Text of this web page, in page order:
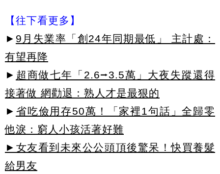
【往下看更多】
► 9月失業率「創24年同期最低」 主計處：
有望再降
► 超商做七年「2.6⭢3.5萬」大夜失蹤還得
接著做 網勸退：熟人才是最狠的
► 省吃儉用存50萬！「家裡1句話」全歸零
他淚：窮人小孩活著好難
►女友看到未來公公頭頂後驚呆！快買養髮
給男友